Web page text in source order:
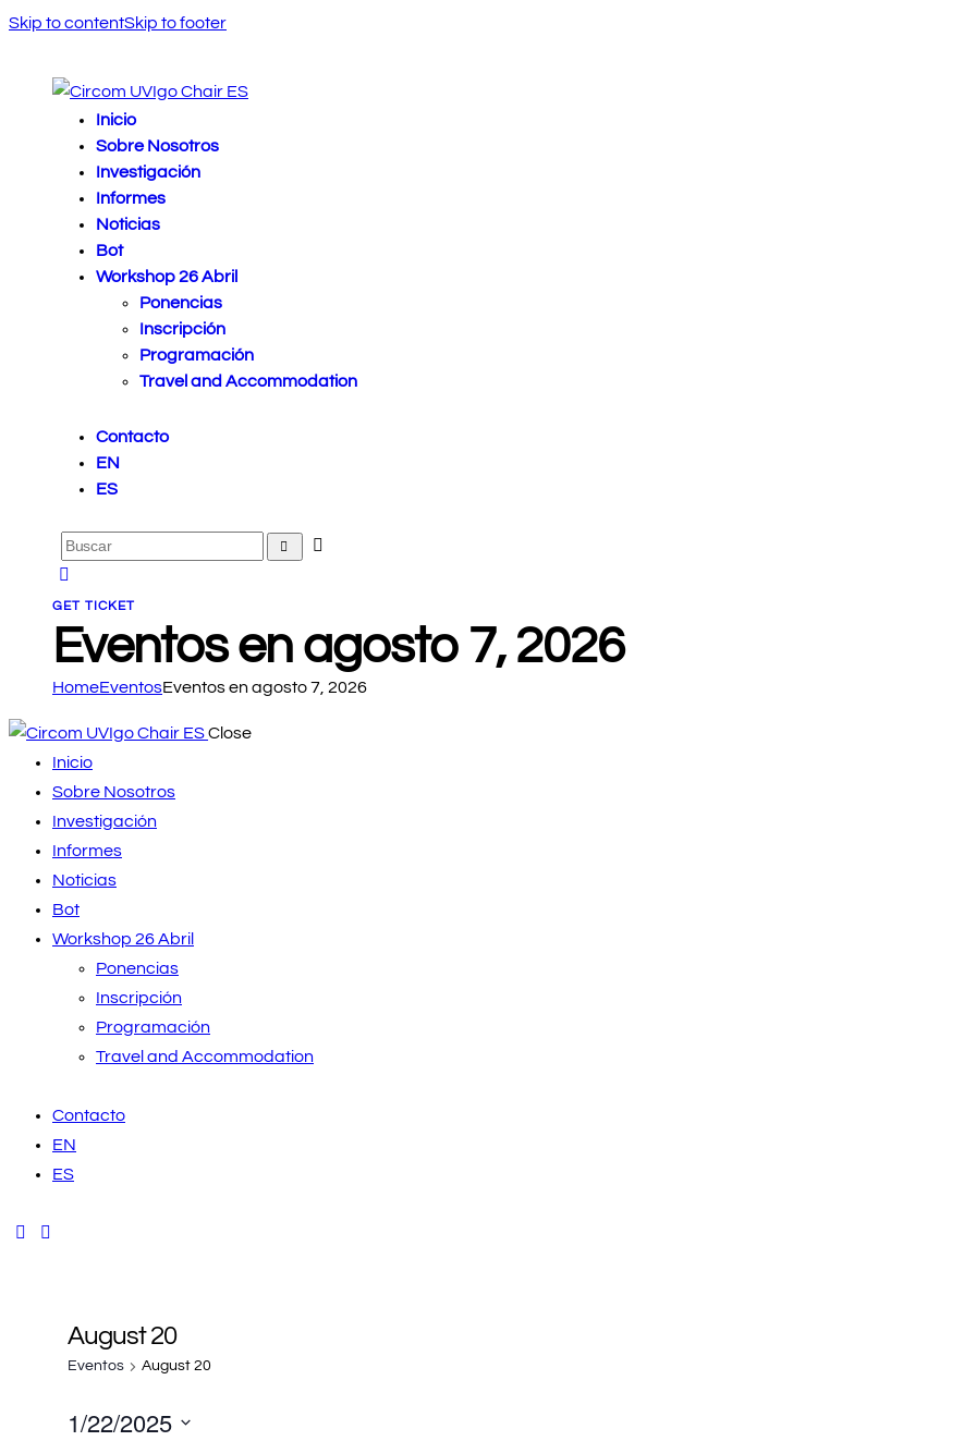
Skip to contentSkip to footer
Inicio
Sobre Nosotros
Investigación
Informes
Noticias
Bot
Workshop 26 Abril
Ponencias
Inscripción
Programación
Travel and Accommodation
Contacto
EN
ES
GET TICKET
Eventos en agosto 7, 2026
HomeEventosEventos en agosto 7, 2026
Close
Inicio
Sobre Nosotros
Investigación
Informes
Noticias
Bot
Workshop 26 Abril
Ponencias
Inscripción
Programación
Travel and Accommodation
Contacto
EN
ES
August 20
Eventos August 20
1/22/2025